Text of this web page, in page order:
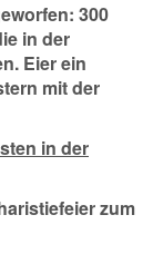
300
in der
Eier ein
mit der
in der
zum